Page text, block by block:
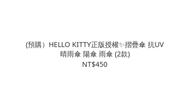
(預購）HELLO KITTY正版授權✨摺疊傘 抗UV
晴雨傘 陽傘 雨傘 (2款)
NT$450